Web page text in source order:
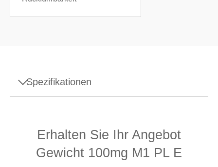
Spezifikationen
Aufbau Plättchen
Dichte ρ 7.950 (±140) kg/m3
Erhalten Sie Ihr Angebot
Gewicht 100mg M1 PL E